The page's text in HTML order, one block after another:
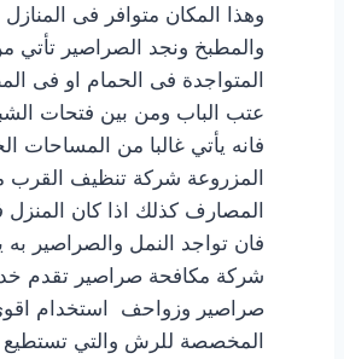
وهذا المكان متوافر فى
والمطبخ ونجد الصراصير تأتي
المتواجدة فى الحمام او فى
عتب الباب ومن بين فتحات
فانه يأتي غالبا من المساحات
المزروعة شركة تنظيف القرب
المصارف كذلك اذا كان
فان تواجد النمل والصراصير به
شركة مكافحة صراصير تقدم
صراصير وزواحف استخدام
المخصصة للرش والتي